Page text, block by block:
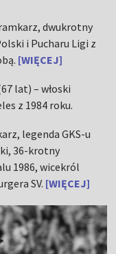
dwukrotny
i Pucharu Ligi z
[WIĘCEJ]
lat) – włoski
z 1984 roku.
legenda GKS-u
36-krotny
1986, wicekról
SV. [WIĘCEJ]